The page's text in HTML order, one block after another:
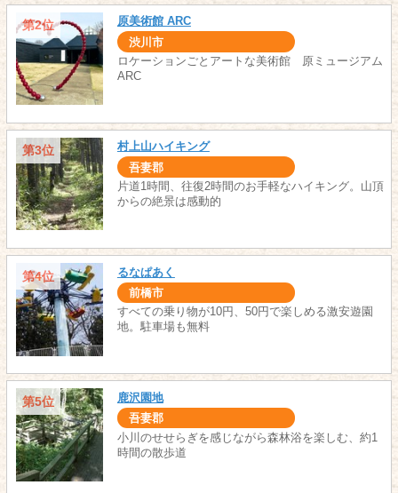
第2位 原美術館 ARC
渋川市
ロケーションごとアートな美術館 原ミュージアム
ARC
第3位 村上山ハイキング
吾妻郡
片道1時間、往復2時間のお手軽なハイキング。山頂
からの絶景は感動的
第4位 るなぱあく
前橋市
すべての乗り物が10円、50円で楽しめる激安遊園
地。駐車場も無料
第5位 鹿沢園地
吾妻郡
小川のせせらぎを感じながら森林浴を楽しむ、約1
時間の散歩道